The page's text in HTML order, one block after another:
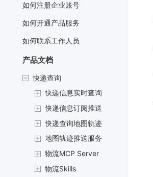
如何注册企业账号
如何开通产品服务
如何联系工作人员
产品文档
快递查询
快递信息实时查询
快递信息订阅推送
快递查询地图轨迹
地图轨迹推送服务
物流MCP Server
物流Skills